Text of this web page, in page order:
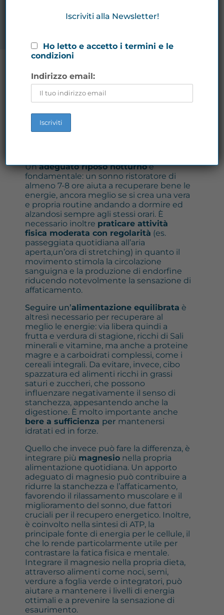
Il modo migliore per affrontare
stanchezza ed affaticamento è
ed affrontarla, tuttavia, alcuni
cambiamenti dello stile di vita possono
Unadeguato riposo notturnoè
fondamentale: un sonno ristoratore di
almeno 7-8 ore aiuta a recuperare bene le
energie, ancora meglio se si crea una vera
e propria routine andando a dormire ed
alzandosi sempre agli stessi orari. È
necessario inoltre praticare attività
fisica moderata con regolarità (es.
passeggiata quotidiana all’aria
aperta,un’ora di stretching) in quanto il
movimento stimola la circolazione
sanguigna e la produzione di endorfine
riducendo notevolmente la sensazione di
affaticamento.
Seguire un’alimentazione equilibrata è
altresì necessario per recuperare al
meglio le energie: via libera quindi a
frutta e verdura di stagione, ricchi di Sali
minerali e vitamine, ma anche a proteine
magre e a carboidrati complessi, come i
cereali integrali. Da evitare, invece, cibo
spazzatura ed alimenti ricchi in grassi
saturi e zuccheri, che possono
influenzare negativamente il senso di
stanchezza, appesantendo anche la
digestione. È molto importante anche
bere a sufficienza per mantenersi
idratati ed in forze.
Quello che invece può fare la differenza, è
integrare più magnesio nella propria
alimentazione quotidiana. Un apporto
adeguato di magnesio può contribuire a
ridurre la stanchezza e l’affaticamento,
favorendo il rilassamento muscolare e il
miglioramento del sonno, due fattori
cruciali per il recupero energetico. Inoltre,
è coinvolto nella sintesi di ATP, la
principale fonte di energia per le cellule, il
che lo rende particolarmente utile per
contrastare la fatica fisica e mentale.
Integrare il magnesio nella propria dieta,
attraverso alimenti come noci, semi,
verdure a foglia verde o integratori, può
aiutare a mantenere i livelli di energia
ottimali e a prevenire la sensazione di
esaurimento.
Iscriviti alla Newsletter!
Ho letto e accetto i termini e le
condizioni
Indirizzo email: